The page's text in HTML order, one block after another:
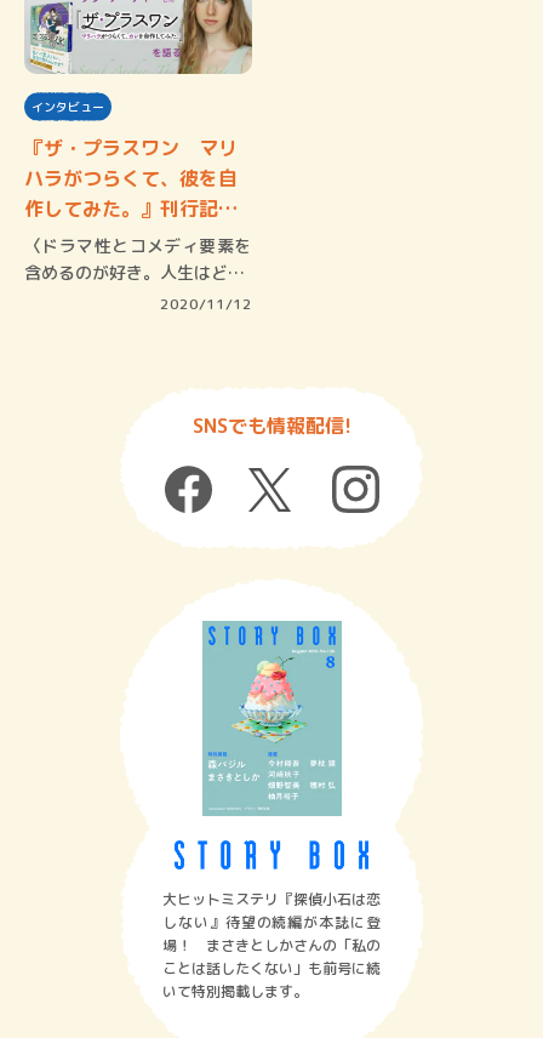
インタビュー
『ザ・プラスワン マリ
ハラがつらくて、彼を自
作してみた。』刊行記
念！著…
〈ドラマ性とコメディ要素を
含めるのが好き。人生はど…
2020/11/12
SNSでも情報配信!
大ヒットミステリ『探偵小石は恋
しない』待望の続編が本誌に登
場！ まさきとしかさんの「私の
ことは話したくない」も前号に続
いて特別掲載します。